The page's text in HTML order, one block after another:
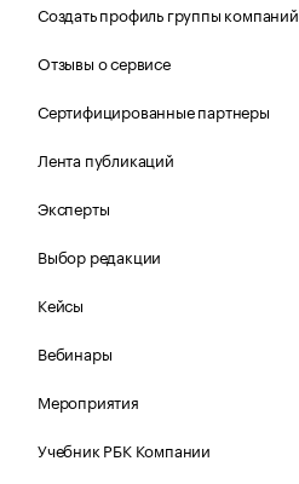
Создать профиль группы компаний
Отзывы о сервисе
Сертифицированные партнеры
Лента публикаций
Эксперты
Выбор редакции
Кейсы
Вебинары
Мероприятия
Учебник РБК Компании